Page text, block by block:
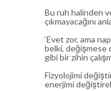
Bu ruh halinden
çıkmayacağını
‘Evet zor, ama
belki, değişmese
gibi bir zihin
Fizyolojimi
enerjimi